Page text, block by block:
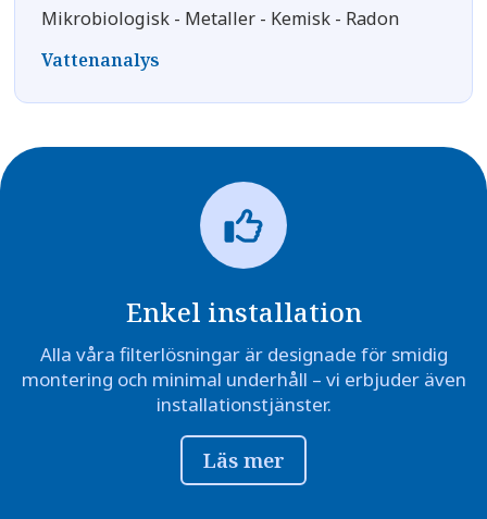
Mikrobiologisk - Metaller - Kemisk - Radon
Vattenanalys
Enkel installation
Alla våra filterlösningar är designade för smidig
montering och minimal underhåll – vi erbjuder även
installationstjänster.
Läs mer